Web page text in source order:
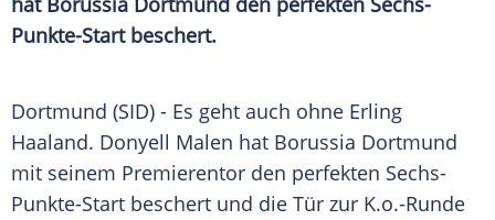
Punkte-Start beschert.
Dortmund (SID) - Es geht auch ohne Erling
Haaland. Donyell Malen hat Borussia Dortmund
mit seinem Premierentor den perfekten Sechs-
Punkte-Start beschert und die Tür zur K.o.-Runde